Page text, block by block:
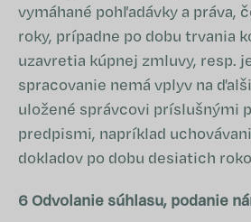
vymáhané pohľadávky a práva,
roky, prípadne po dobu trvania
uzavretia kúpnej zmluvy, resp.
spracovanie nemá vplyv na
uložené správcovi príslušnými
predpismi, napríklad
dokladov po dobu desiatich
6 Odvolanie súhlasu, podanie